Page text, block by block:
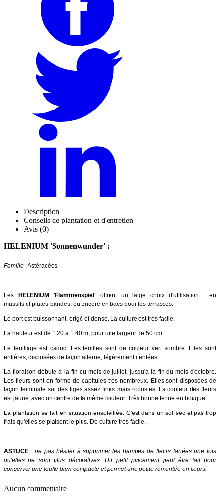
Description
Conseils de plantation et d'entretien
Avis (0)
HELENIUM 'Sonnenwunder' :
Famille : Astéracées
Les HELENIUM 'Flammenspiel'
offrent un large choix d'utilisation : en
massifs et plates-bandes, ou encore en bacs pour les terrasses.
Le port est buissonnant, érigé et dense. La culture est très facile.
La hauteur est de 1.20 à 1.40 m, pour une largeur de 50 cm.
Le feuillage est caduc. Les feuilles sont de couleur vert sombre. Elles sont
entières, disposées de façon alterne, légèrement dentées.
La floraison débute à la fin du mois de juillet, jusqu'à la fin du mois d'octobre.
Les fleurs sont en forme de capitules très nombreux. Elles sont disposées de
façon terminale sur des tiges assez fines mais robustes. La couleur des fleurs
est jaune, avec un centre de la même couleur. Très bonne tenue en bouquet.
La plantation se fait en situation ensoleillée. C'est dans un sol sec et pas trop
frais qu'elles se plaisent le plus. De culture très facile.
ASTUCE : ne pas hésiter à supprimer les hampes de fleurs fanées une fois
qu'elles ne sont plus décoratives. Un petit pincement peut être fait pour
conserver une touffe bien compacte et permet une petite remontée en fleurs.
Aucun commentaire